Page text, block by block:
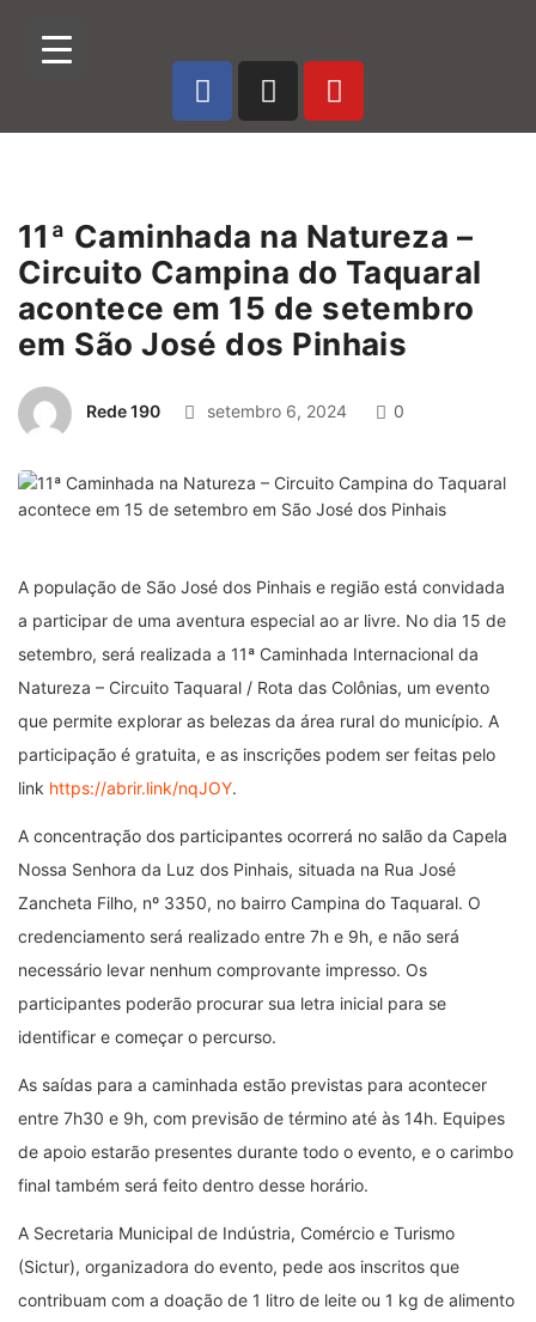
11ª Caminhada na Natureza –
Circuito Campina do Taquaral
acontece em 15 de setembro
em São José dos Pinhais
Rede 190 setembro 6, 2024 0
A população de São José dos Pinhais e região está convidada
a participar de uma aventura especial ao ar livre. No dia 15 de
setembro, será realizada a 11ª Caminhada Internacional da
Natureza – Circuito Taquaral / Rota das Colônias, um evento
que permite explorar as belezas da área rural do município. A
participação é gratuita, e as inscrições podem ser feitas pelo
link https://abrir.link/nqJOY.
A concentração dos participantes ocorrerá no salão da Capela
Nossa Senhora da Luz dos Pinhais, situada na Rua José
Zancheta Filho, nº 3350, no bairro Campina do Taquaral. O
credenciamento será realizado entre 7h e 9h, e não será
necessário levar nenhum comprovante impresso. Os
participantes poderão procurar sua letra inicial para se
identificar e começar o percurso.
As saídas para a caminhada estão previstas para acontecer
entre 7h30 e 9h, com previsão de término até às 14h. Equipes
de apoio estarão presentes durante todo o evento, e o carimbo
final também será feito dentro desse horário.
A Secretaria Municipal de Indústria, Comércio e Turismo
(Sictur), organizadora do evento, pede aos inscritos que
contribuam com a doação de 1 litro de leite ou 1 kg de alimento